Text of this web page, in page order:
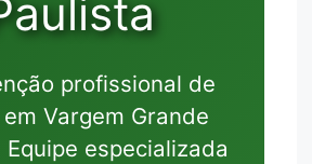
profissional de
Vargem Grande
Equipe especializada